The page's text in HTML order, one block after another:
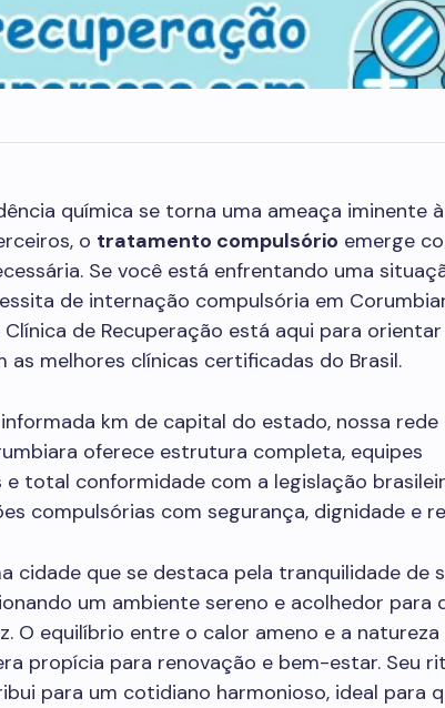
química se torna uma ameaça iminente
o tratamento compulsório emerge
Se você está enfrentando uma
de internação compulsória em
de Recuperação está aqui para
melhores clínicas certificadas do Brasil.
km de capital do estado, nossa rede
oferece estrutura completa, equipes
e total conformidade com a legislação
compulsórias com segurança, dignidade e
cidade que se destaca pela tranquilidade de
um ambiente sereno e acolhedor para
O equilíbrio entre o calor ameno e a
propícia para renovação e bem-estar. Seu
para um cotidiano harmonioso, ideal para